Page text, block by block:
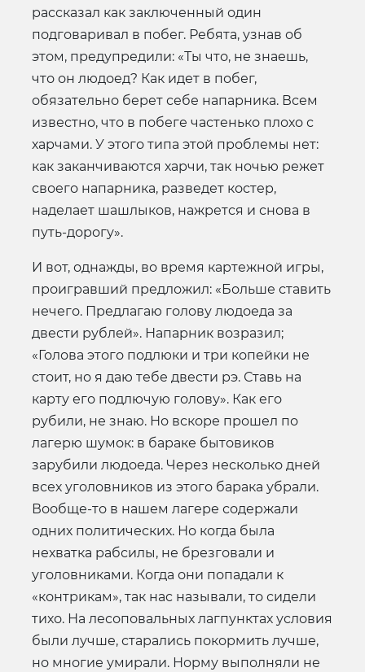
рассказал как заключенный один
подговаривал в побег. Ребята, узнав об
этом, предупредили: «Ты что, не знаешь,
что он людоед? Как идет в побег,
обязательно берет себе напарника. Всем
известно, что в побеге частенько плохо с
харчами. У этого типа этой проблемы нет:
как заканчиваются харчи, так ночью режет
своего напарника, разведет костер,
наделает шашлыков, нажрется и снова в
путь-дорогу».
И вот, однажды, во время картежной игры,
проигравший предложил: «Больше ставить
нечего. Предлагаю голову людоеда за
двести рублей». Напарник возразил;
«Голова этого подлюки и три копейки не
стоит, но я даю тебе двести рэ. Ставь на
карту его подлючую голову». Как его
рубили, не знаю. Но вскоре прошел по
лагерю шумок: в бараке бытовиков
зарубили людоеда. Через несколько дней
всех уголовников из этого барака убрали.
Вообще-то в нашем лагере содержали
одних политических. Но когда была
нехватка рабсилы, не брезговали и
уголовниками. Когда они попадали к
«контрикам», так нас называли, то сидели
тихо. На лесоповальных лагпунктах условия
были лучше, старались покормить лучше,
но многие умирали. Норму выполняли не